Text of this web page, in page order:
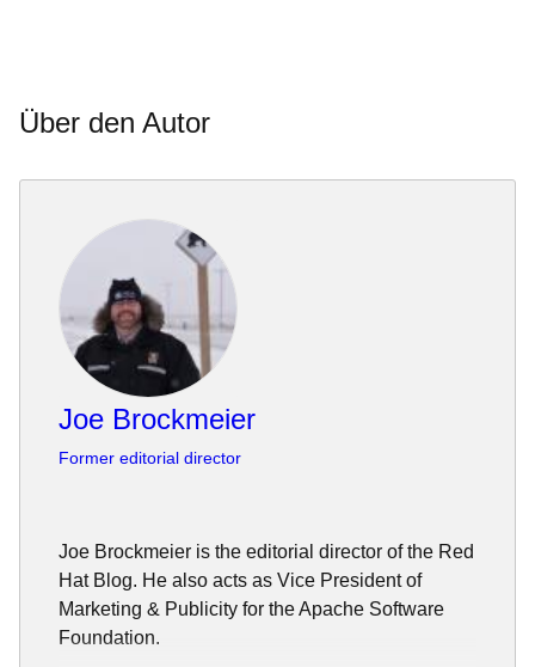
Über den Autor
Joe Brockmeier
Former editorial director
Joe Brockmeier is the editorial director of the Red
Hat Blog. He also acts as Vice President of
Marketing & Publicity for the Apache Software
Foundation.